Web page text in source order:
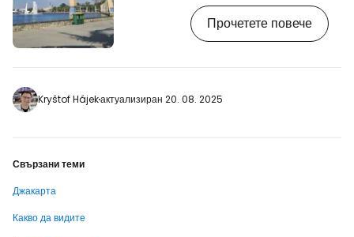
намерите плаж, увеселителен парк с
влакчета или замък с призраци, много
ресторанти или парк за животни. [btn
aid=2405297;label=p-jakarta-ancol]
През парка се движат безплатни автобуси
Прочетете повече
Kryštof Hájekактуализиран 20. 08. 2025
Свързани теми
Джакарта
Какво да видите